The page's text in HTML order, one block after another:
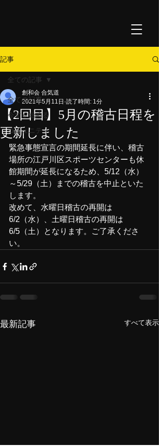
記事
全ての記事
今すぐ始める
コミュニティ
全ての記事
【2回目】5月の稽古日程を
更新しました
創和会 合気道
2021年5月11日 読了時間: 1分
緊急事態宣言の期間延長に伴い、稽古
場所の江戸川区スポーツセンターも休
館期間が延長になるため、5/12（水）
～5/29（土）までの稽古を中止といた
します。
改めて、水曜日稽古の再開は
6/2（水）、土曜日稽古の再開は
6/5（土）となります。ご了承くださ
い。
最新記事 すべて表示